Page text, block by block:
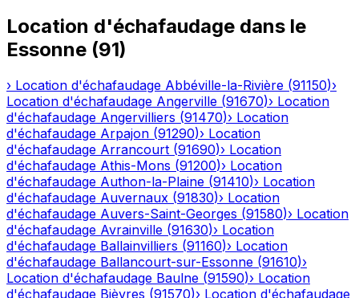
Location d'échafaudage dans le
Essonne (91)
› Location d'échafaudage Abbéville-la-Rivière (91150)›
Location d'échafaudage Angerville (91670)› Location
d'échafaudage Angervilliers (91470)› Location
d'échafaudage Arpajon (91290)› Location
d'échafaudage Arrancourt (91690)› Location
d'échafaudage Athis-Mons (91200)› Location
d'échafaudage Authon-la-Plaine (91410)› Location
d'échafaudage Auvernaux (91830)› Location
d'échafaudage Auvers-Saint-Georges (91580)› Location
d'échafaudage Avrainville (91630)› Location
d'échafaudage Ballainvilliers (91160)› Location
d'échafaudage Ballancourt-sur-Essonne (91610)›
Location d'échafaudage Baulne (91590)› Location
d'échafaudage Bièvres (91570)› Location d'échafaudage